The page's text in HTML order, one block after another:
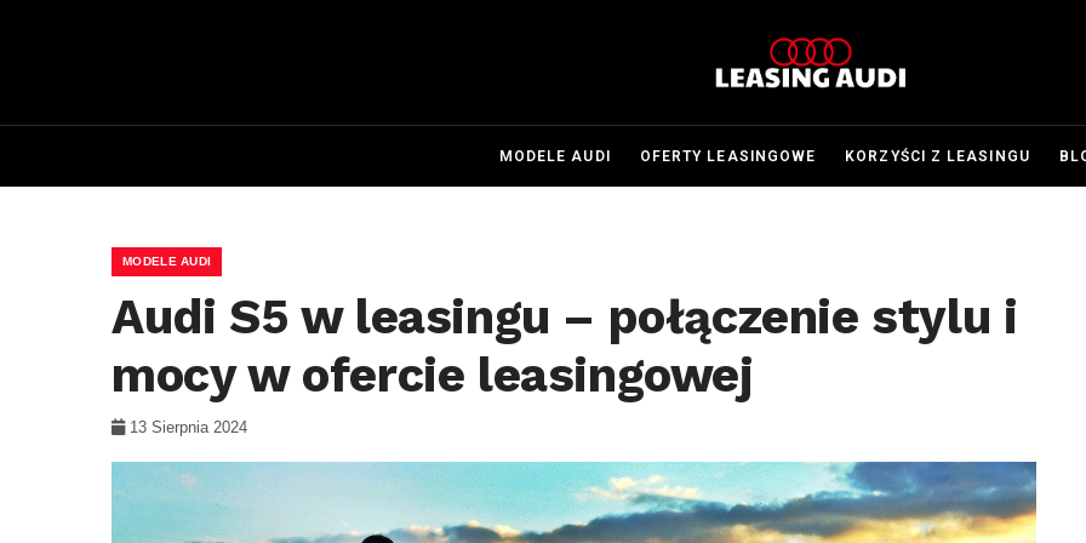
MODELE AUDI OFERTY LEASINGOWE KORZYŚCI Z LEASINGU
MODELE AUDI
Audi S5 w leasingu – połączenie stylu i
mocy w ofercie leasingowej
13 Sierpnia 2024